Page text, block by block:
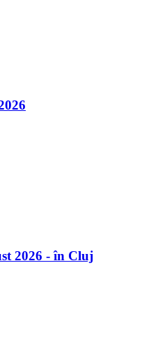
2026 - în Cluj